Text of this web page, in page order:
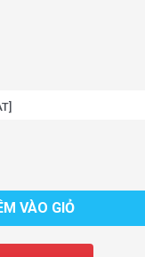
VÀO GIỎ